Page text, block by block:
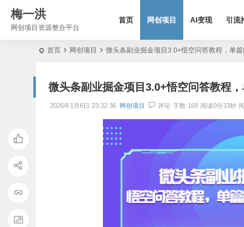
梅一洪
网创项目资源整合平台
首页 网创项目 AI变现 引流
首页 网创项目 微头条副业掘金项目3.0+悟空问答教程，单
微头条副业掘金项目3.0+悟空问答教程
2026年1月6日 23:32:36 网创项目 评论 字数 168 阅读0分33秒